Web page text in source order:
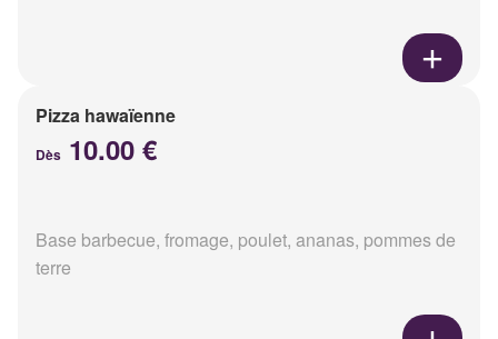
Pizza hawaïenne
Dès 10.00 €
Base barbecue, fromage, poulet, ananas, pommes de
terre